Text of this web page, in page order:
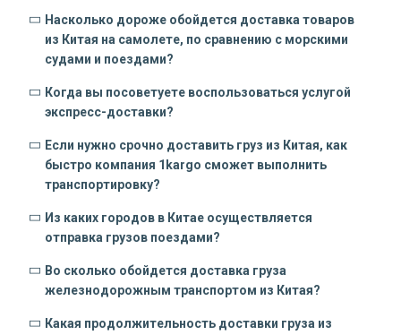
Насколько дороже обойдется доставка товаров
из Китая на самолете, по сравнению с морскими
судами и поездами?
Когда вы посоветуете воспользоваться услугой
экспресс-доставки?
Если нужно срочно доставить груз из Китая, как
быстро компания 1kargo сможет выполнить
транспортировку?
Из каких городов в Китае осуществляется
отправка грузов поездами?
Во сколько обойдется доставка груза
железнодорожным транспортом из Китая?
Какая продолжительность доставки груза из